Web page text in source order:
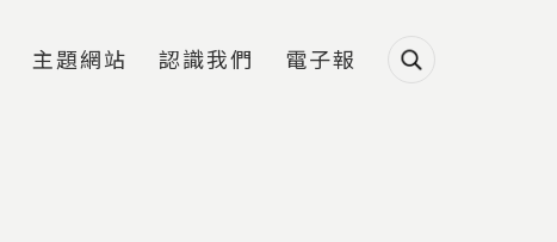
主題網站 認識我們 電子報